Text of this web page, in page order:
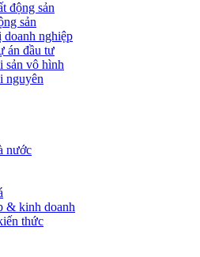
động sản
sản
nghiệp
án đầu tư
sản vô hình
nguyên
nước
& kinh doanh
thức